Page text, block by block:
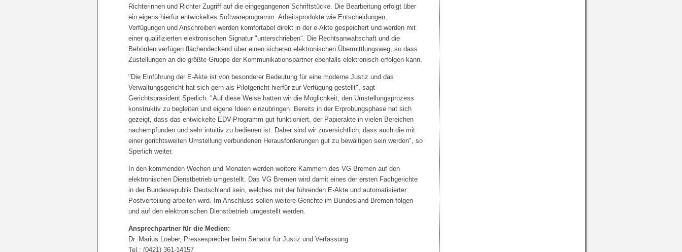
Richterinnen und Richter Zugriff auf die eingegangenen Schriftstücke. Die Bearbeitung erfolgt über
ein eigens hierfür entwickeltes Softwareprogramm. Arbeitsprodukte wie Entscheidungen,
Verfügungen und Anschreiben werden komfortabel direkt in der e-Akte gespeichert und werden mit
einer qualifizierten elektronischen Signatur "unterschrieben". Die Rechtsanwaltschaft und die
Behörden verfügen flächendeckend über einen sicheren elektronischen Übermittlungsweg, so dass
Zustellungen an die größte Gruppe der Kommunikationspartner ebenfalls elektronisch erfolgen kann.
"Die Einführung der E-Akte ist von besonderer Bedeutung für eine moderne Justiz und das
Verwaltungsgericht hat sich gern als Pilotgericht hierfür zur Verfügung gestellt", sagt
Gerichtspräsident Sperlich. "Auf diese Weise hatten wir die Möglichkeit, den Umstellungsprozess
konstruktiv zu begleiten und eigene Ideen einzubringen. Bereits in der Erprobungsphase hat sich
gezeigt, dass das entwickelte EDV-Programm gut funktioniert, der Papierakte in vielen Bereichen
nachempfunden und sehr intuitiv zu bedienen ist. Daher sind wir zuversichtlich, dass auch die mit
einer gerichtsweiten Umstellung verbundenen Herausforderungen gut zu bewältigen sein werden", so
Sperlich weiter.
In den kommenden Wochen und Monaten werden weitere Kammern des VG Bremen auf den
elektronischen Dienstbetrieb umgestellt. Das VG Bremen wird damit eines der ersten Fachgerichte
in der Bundesrepublik Deutschland sein, welches mit der führenden E-Akte und automatisierter
Postverteilung arbeiten wird. Im Anschluss sollen weitere Gerichte im Bundesland Bremen folgen
und auf den elektronischen Dienstbetrieb umgestellt werden.
Ansprechpartner für die Medien:
Dr. Marius Loeber, Pressesprecher beim Senator für Justiz und Verfassung
Tel.: (0421) 361-14157